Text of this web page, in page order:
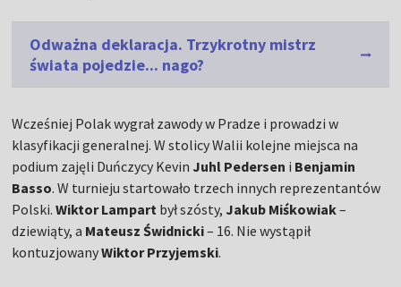
Odważna deklaracja. Trzykrotny mistrz
świata pojedzie... nago?
Wcześniej Polak wygrał zawody w Pradze i prowadzi w
klasyfikacji generalnej. W stolicy Walii kolejne miejsca na
podium zajęli Duńczycy Kevin Juhl Pedersen i Benjamin
Basso. W turnieju startowało trzech innych reprezentantów
Polski.Wiktor Lampart był szósty, Jakub Miśkowiak–
dziewiąty, a Mateusz Świdnicki– 16. Nie wystąpił
kontuzjowanyWiktor Przyjemski.